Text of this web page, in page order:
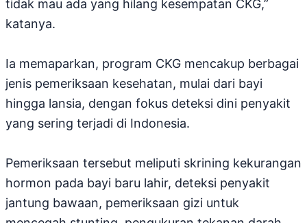
tidak mau ada yang hilang kesempatan CKG,”
katanya.
Ia memaparkan, program CKG mencakup berbagai
jenis pemeriksaan kesehatan, mulai dari bayi
hingga lansia, dengan fokus deteksi dini penyakit
yang sering terjadi di Indonesia.
Pemeriksaan tersebut meliputi skrining kekurangan
hormon pada bayi baru lahir, deteksi penyakit
jantung bawaan, pemeriksaan gizi untuk